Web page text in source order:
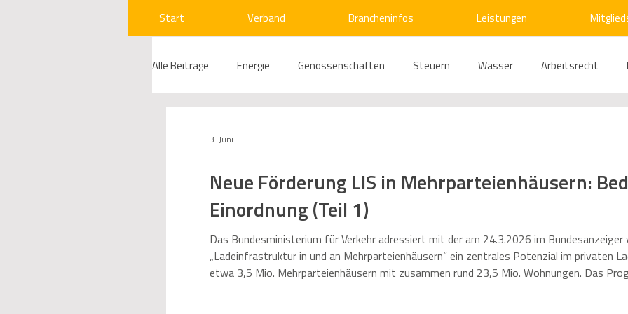
Start Verband Brancheninfos Leistungen
Alle Beiträge Energie Genossenschaften Steuern Wasser Arbeitsrecht
Beihilfenrecht Kraftwerke Kälte Verkehr Entsorgung/Abfall
Regulierung Wettbewerbs- und Kartellrecht Europarecht Wirtschafts- und
Neue Förderung LIS in Mehrparteienhäusern:
Einordnung (Teil 1)
Das Bundesministerium für Verkehr adressiert mit der am 24.3.2026 im
„Ladeinfrastruktur in und an Mehrparteienhäusern“ ein zentrales Potenzial im privaten
etwa 3,5 Mio. Mehrparteienhäusern mit zusammen rund 23,5 Mio. Wohnungen. Das
3. Juni